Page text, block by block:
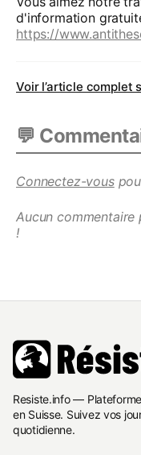
d'information gratuite
https://
Voir l’article complet
💬
Connectez-vous
Aucun commentaire
!
Resiste.info —
en Suisse. Suivez vos
quotidienne.